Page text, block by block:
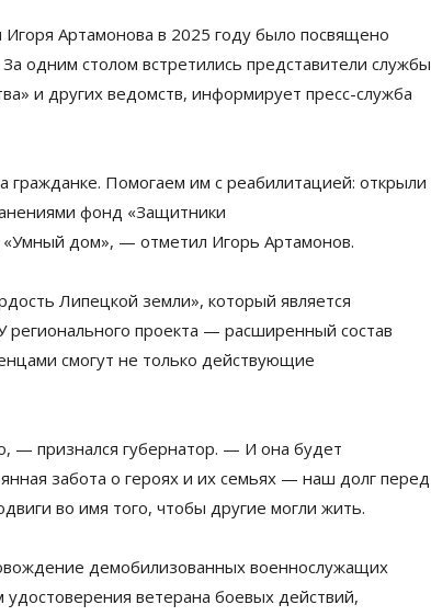
Артамонова в 2025 году было посвящено
одним столом встретились представители службы
» и других ведомств, информирует пресс-служба
гражданке. Помогаем им с реабилитацией: открыли
фонд «Защитники
«Умный дом», — отметил Игорь Артамонов.
Липецкой земли», который является
регионального проекта — расширенный состав
смогут не только действующие
— признался губернатор. — И она будет
забота о героях и их семьях — наш долг перед
во имя того, чтобы другие могли жить.
демобилизованных военнослужащих
ветерана боевых действий,